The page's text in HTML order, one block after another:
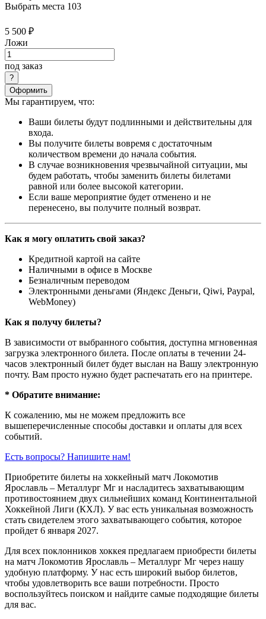
Выбрать места 103
5 500 ₽
Ложи
под заказ
Оформить
Мы гарантируем, что:
Ваши билеты будут подлинными и действительны для
входа.
Вы получите билеты вовремя с достаточным
количеством времени до начала события.
В случае возникновения чрезвычайной ситуации, мы
будем работать, чтобы заменить билеты билетами
равной или более высокой категории.
Если ваше мероприятие будет отменено и не
перенесено, вы получите полный возврат.
Как я могу оплатить свой заказ?
Кредитной картой на сайте
Наличными в офисе в Москве
Безналичным переводом
Электронными деньгами (Яндекс Деньги, Qiwi, Paypal,
WebMoney)
Как я получу билеты?
В зависимости от выбранного события, доступна мгновенная
загрузка электронного билета. После оплаты в течении 24-
часов электронный билет будет выслан на Вашу электронную
почту. Вам просто нужно будет распечатать его на принтере.
* Обратите внимание:
К сожалению, мы не можем предложить все
вышеперечисленные способы доставки и оплаты для всех
событий.
Есть вопросы? Напишите нам!
Приобретите билеты на хоккейный матч Локомотив
Ярославль – Металлург Мг и насладитесь захватывающим
противостоянием двух сильнейших команд Континентальной
Хоккейной Лиги (КХЛ). У вас есть уникальная возможность
стать свидетелем этого захватывающего события, которое
пройдет 6 января 2027.
Для всех поклонников хоккея предлагаем приобрести билеты
на матч Локомотив Ярославль – Металлург Мг через нашу
удобную платформу. У нас есть широкий выбор билетов,
чтобы удовлетворить все ваши потребности. Просто
воспользуйтесь поиском и найдите самые подходящие билеты
для вас.